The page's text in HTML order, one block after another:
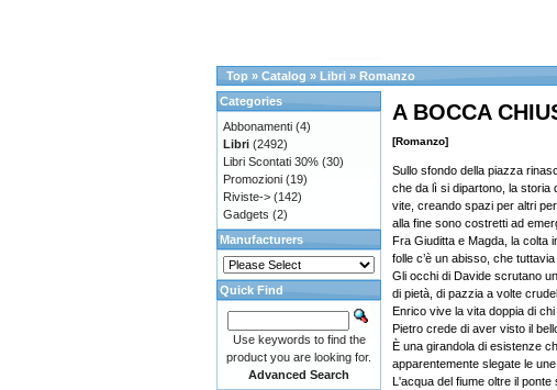
Top » Catalog » Libri » Romanzo
A BOCCA
[Romanzo]
Sullo sfondo della piazza
che da lì si dipartono, la storia
vite, creando spazi per altri
alla fine sono costretti ad
Fra Giuditta e Magda, la colta
folle c’è un abisso, che
Gli occhi di Davide scrutano
di pietà, di pazzia a volte
Enrico vive la vita doppia di
Pietro crede di aver visto il
È una girandola di esistenze
apparentemente slegate le une
L'acqua del fiume oltre il
Categories
Abbonamenti (4)
Libri (2492)
Libri Scontati 30% (30)
Promozioni (19)
Riviste-> (142)
Gadgets (2)
Manufacturers
Quick Find
Use keywords to find the
product you are looking for.
Advanced Search